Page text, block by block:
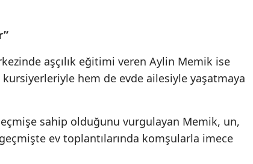
Isparta
Mersin
İzmir
aşçılık eğitimi veren Aylin Memik ise
hem de evde ailesiyle yaşatmaya
sahip olduğunu vurgulayan Memik, un,
ev toplantılarında komşularla imece